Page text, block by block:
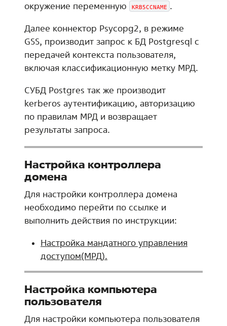
окружение переменную
KRB5CCNAME
Далее коннектор Psycopg2, в режиме
GSS, производит запрос к БД Postgresql с
передачей контекста пользователя,
включая классификационную метку МРД.
СУБД Postgres так же производит
kerberos аутентификацию, авторизацию
по правилам МРД и возвращает
результаты запроса.
Настройка контроллера
домена
Для настройки контроллера домена
необходимо перейти по ссылке и
выполнить действия по инструкции:
Настройка мандатного управления
доступом(МРД).
Настройка компьютера
пользователя
Для настройки компьютера пользователя